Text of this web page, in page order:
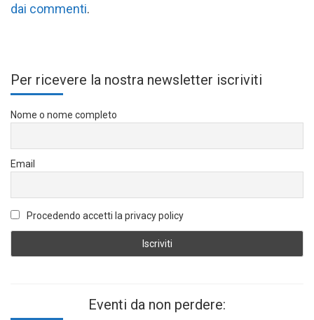
dai commenti.
Per ricevere la nostra newsletter iscriviti
Nome o nome completo
Email
Procedendo accetti la privacy policy
Eventi da non perdere: